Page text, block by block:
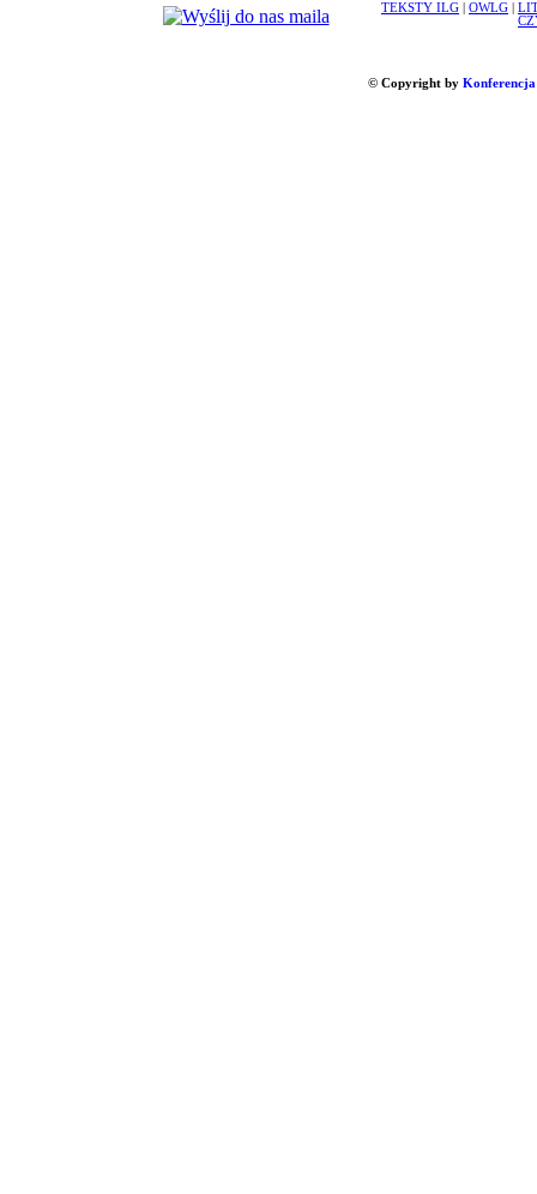
TEKSTY ILG OWLG
© Copyright by Konferencja